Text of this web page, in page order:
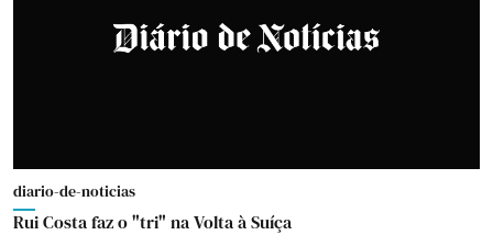
diario-de-noticias
Rui Costa faz o "tri" na Volta à Suíça